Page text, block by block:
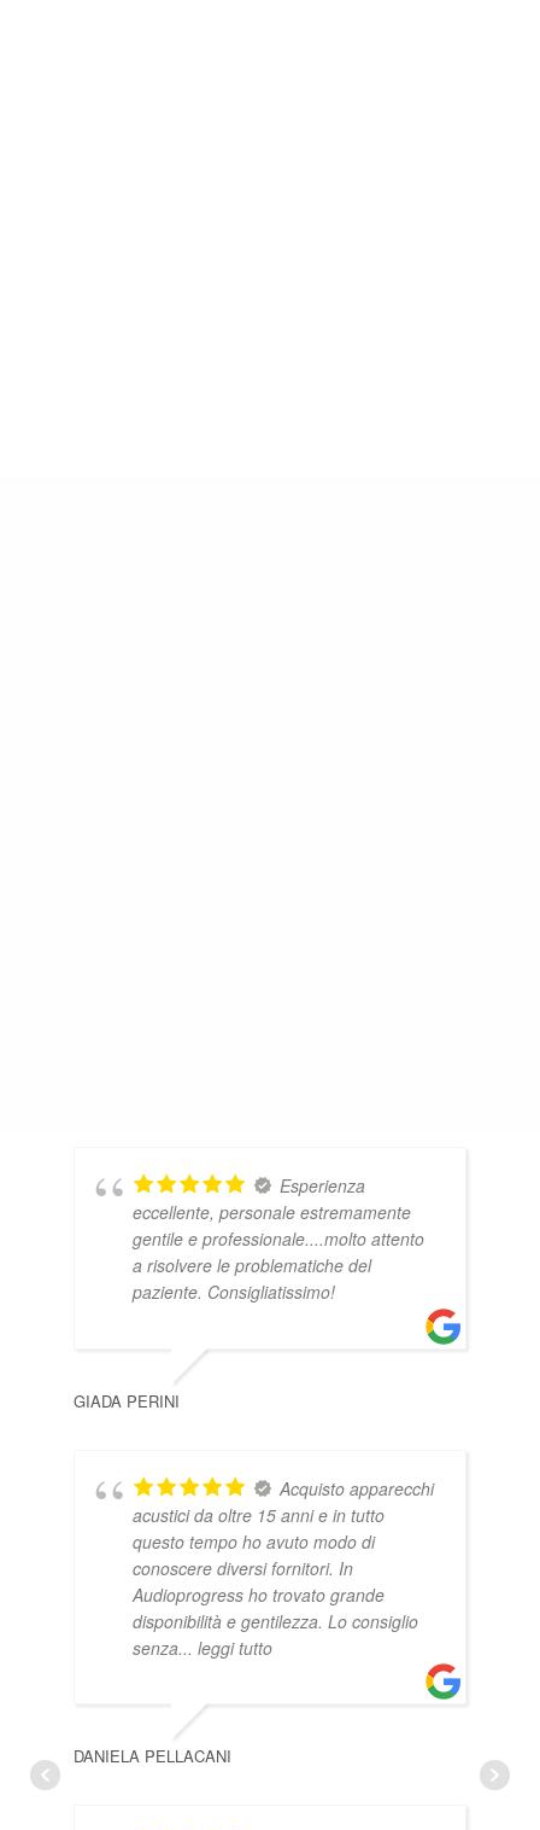
Esperienza
eccellente, personale estremamente
gentile e professionale....molto attento
a risolvere le problematiche del
paziente. Consigliatissimo!
GIADA PERINI
Acquisto apparecchi
acustici da oltre 15 anni e in tutto
questo tempo ho avuto modo di
conoscere diversi fornitori. In
Audioprogress ho trovato grande
disponibilità e gentilezza. Lo consiglio
senza... leggi tutto
DANIELA PELLACANI